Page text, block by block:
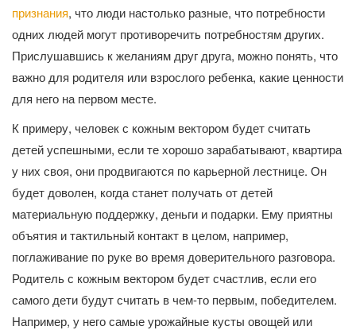
признания, что люди настолько разные, что потребности
одних людей могут противоречить потребностям других.
Прислушавшись к желаниям друг друга, можно понять, что
важно для родителя или взрослого ребенка, какие ценности
для него на первом месте.
К примеру, человек с кожным вектором будет считать
детей успешными, если те хорошо зарабатывают, квартира
у них своя, они продвигаются по карьерной лестнице. Он
будет доволен, когда станет получать от детей
материальную поддержку, деньги и подарки. Ему приятны
объятия и тактильный контакт в целом, например,
поглаживание по руке во время доверительного разговора.
Родитель с кожным вектором будет счастлив, если его
самого дети будут считать в чем-то первым, победителем.
Например, у него самые урожайные кусты овощей или